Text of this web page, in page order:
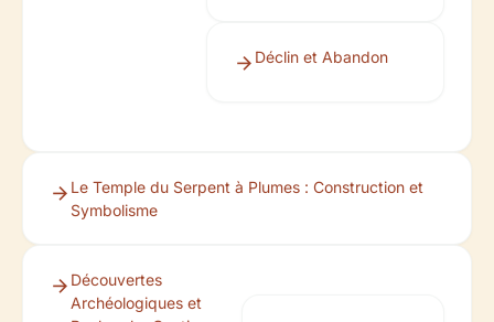
Déclin et Abandon
Le Temple du Serpent à Plumes : Construction et
Symbolisme
Découvertes
Archéologiques et